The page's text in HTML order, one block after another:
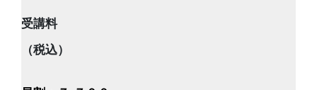
受講料
（税込）